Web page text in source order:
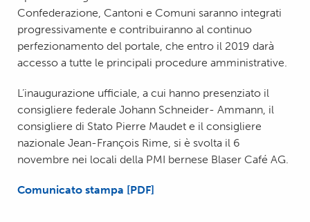
Confederazione, Cantoni e Comuni saranno integrati
progressivamente e contribuiranno al continuo
perfezionamento del portale, che entro il 2019 darà
accesso a tutte le principali procedure amministrative.
L’inaugurazione ufficiale, a cui hanno presenziato il
consigliere federale Johann Schneider- Ammann, il
consigliere di Stato Pierre Maudet e il consigliere
nazionale Jean-François Rime, si è svolta il 6
novembre nei locali della PMI bernese Blaser Café AG.
Comunicato stampa [PDF]